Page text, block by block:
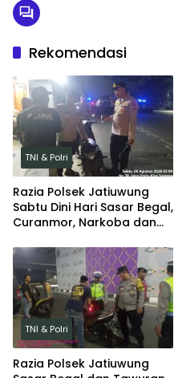
Rekomendasi
TNI & Polri
Razia Polsek Jatiuwung
Sabtu Dini Hari Sasar Begal,
Curanmor, Narkoba dan
TNI & Polri
Razia Polsek Jatiuwung